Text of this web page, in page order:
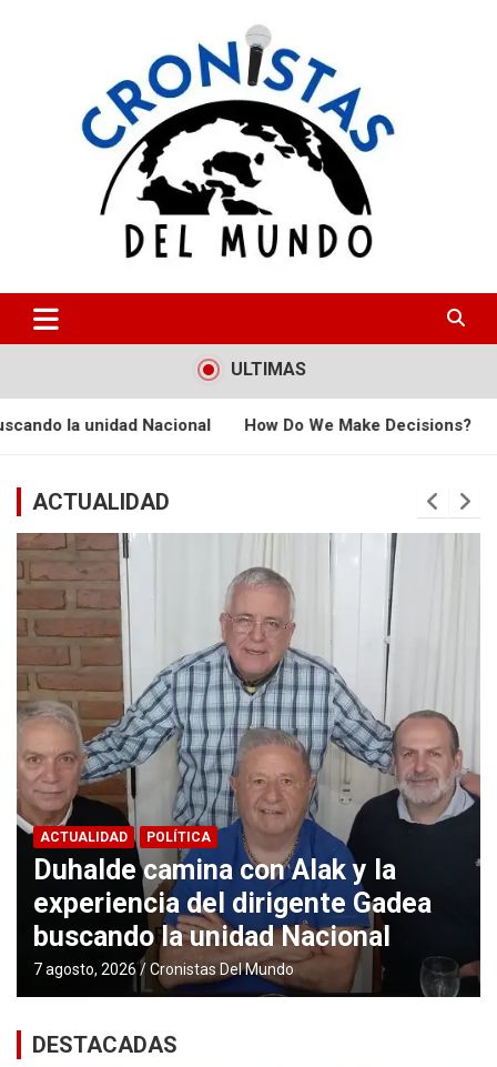
CRONISTAS DEL MUNDO
ULTIMAS
Nacional How Do We Make Decisions? La
ACTUALIDAD
ACTUALIDAD DEPORTES DESTACADAS
INICIO
RADIO/TV
Vuelve TyC Sports a transmitir el
ASCENSO en 2026?
5 agosto, 2026 Pablo Daniel Rosso
DESTACADAS